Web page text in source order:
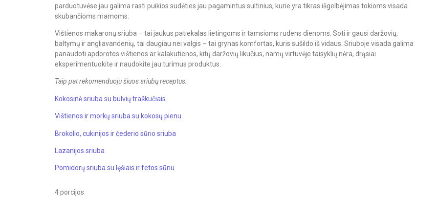
parduotuvėse jau galima rasti puikios sudėties jau pagamintus sultinius, kurie yra tikras išgelbėjimas tokioms visada
skubančioms mamoms.
Vištienos makaronų sriuba – tai jaukus patiekalas lietingoms ir tamsioms rudens dienoms. Soti ir gausi daržovių,
baltymų ir angliavandenių, tai daugiau nei valgis – tai grynas komfortas, kuris sušildo iš vidaus. Sriuboje visada galima
panaudoti apdorotos vištienos ar kalakutienos, kitų daržovių likučius, namų virtuvėje taisyklių nėra, drąsiai
eksperimentuokite ir naudokite jau turimus produktus.
Taip pat rekomenduoju šiuos sriubų receptus:
Kokosinė sriuba su bulvių traškučiais
Vištienos ir morkų sriuba su kokosų pienu
Brokolio, cukinijos ir čederio sūrio sriuba
Lazanijos sriuba
Pomidorų sriuba su lęšiais ir fetos sūriu
4 porcijos